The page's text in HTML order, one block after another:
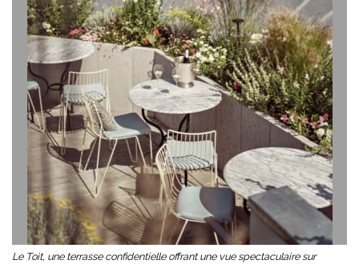
Le Toit, une terrasse confidentielle offrant une vue spectaculaire sur